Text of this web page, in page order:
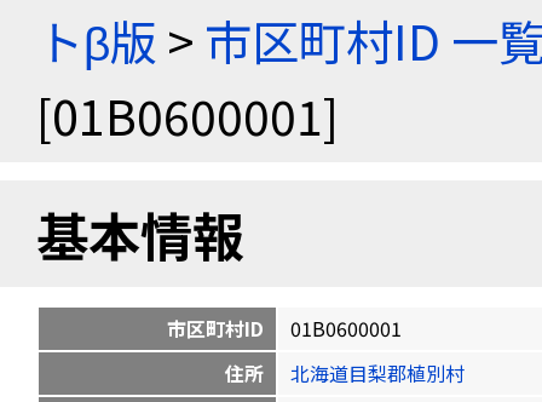
トβ版 > 市区町村ID 一
[01B0600001]
基本情報
市区町村ID
01B0600001
住所
北海道目梨郡植別村